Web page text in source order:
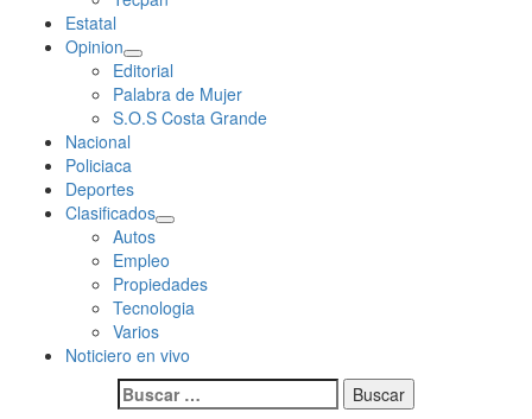
Estatal
Opinion
Editorial
Palabra de Mujer
S.O.S Costa Grande
Nacional
Policiaca
Deportes
Clasificados
Autos
Empleo
Propiedades
Tecnologia
Varios
Noticiero en vivo
Buscar: